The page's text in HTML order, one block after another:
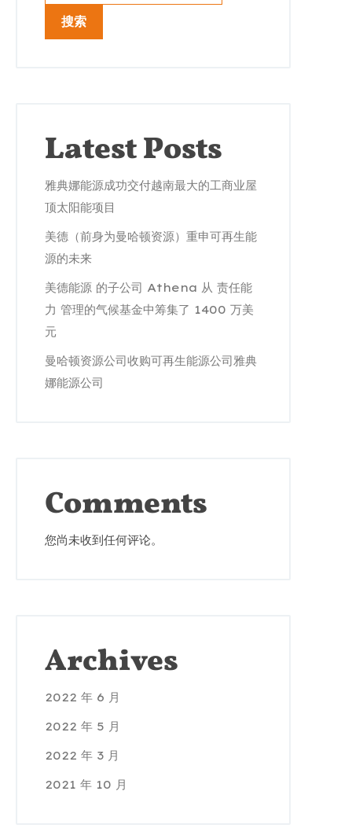
搜索
Latest Posts
雅典娜能源成功交付越南最大的工商业屋
顶太阳能项目
美德（前身为曼哈顿资源）重申可再生能
源的未来
美德能源 的子公司 Athena 从 责任能
力 管理的气候基金中筹集了 1400 万美
元
曼哈顿资源公司收购可再生能源公司雅典
娜能源公司
Comments
您尚未收到任何评论。
Archives
2022 年 6 月
2022 年 5 月
2022 年 3 月
2021 年 10 月